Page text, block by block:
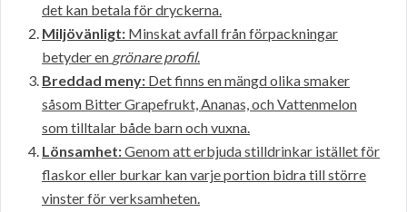
det kan betala för dryckerna.
Miljövänligt: Minskat avfall från förpackningar
betyder en grönare profil.
Breddad meny: Det finns en mängd olika smaker
såsom Bitter Grapefrukt, Ananas, och Vattenmelon
som tilltalar både barn och vuxna.
Lönsamhet:Genom att erbjuda stilldrinkar istället för
flaskor eller burkar kan varje portion bidra till större
vinster för verksamheten.